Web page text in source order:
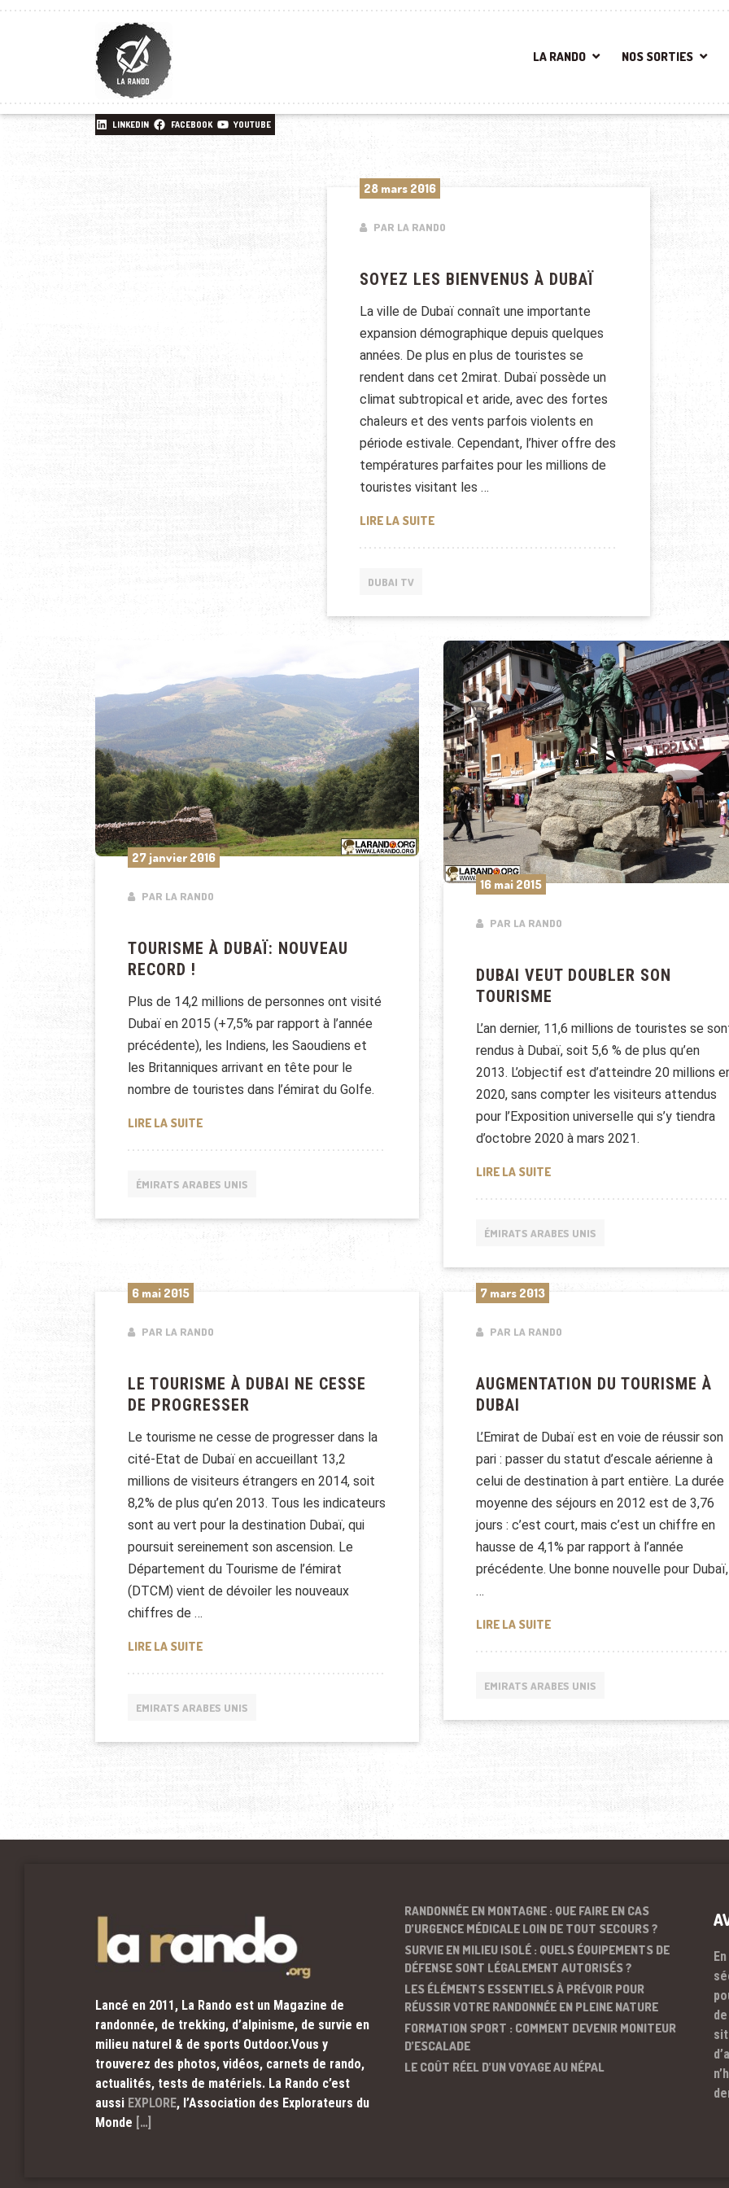
LA RANDO NOS SORTIES
LINKEDIN FACEBOOK YOUTUBE
28 mars 2016
PAR LA RANDO
SOYEZ LES BIENVENUS À DUBAÏ
La ville de Dubaï connaît une importante
expansion démographique depuis quelques
années. De plus en plus de touristes se
rendent dans cet 2mirat. Dubaï possède un
climat subtropical et aride, avec des fortes
chaleurs et des vents parfois violents en
période estivale. Cependant, l’hiver offre des
températures parfaites pour les millions de
touristes visitant les …
LIRE LA SUITESOYEZ LES BIENVENUS À DUBAÏ
DUBAI TV
27 janvier 2016
PAR LA RANDO
TOURISME À DUBAÏ: NOUVEAU
RECORD !
Plus de 14,2 millions de personnes ont visité
Dubaï en 2015 (+7,5% par rapport à l’année
précédente), les Indiens, les Saoudiens et
les Britanniques arrivant en tête pour le
nombre de touristes dans l’émirat du Golfe.
LIRE LA SUITETOURISME À DUBAÏ: NOUVEAU RECORD !
ÉMIRATS ARABES UNIS
16 mai 2015
PAR LA RANDO
DUBAI VEUT DOUBLER SON
TOURISME
L’an dernier, 11,6 millions de touristes se
rendus à Dubaï, soit 5,6 % de plus qu’en
2013. L’objectif est d’atteindre 20 millions
2020, sans compter les visiteurs attendus
pour l’Exposition universelle qui s’y tiendra
d’octobre 2020 à mars 2021.
LIRE LA SUITEDUBAI VEUT DOUBLER SON
ÉMIRATS ARABES UNIS
6 mai 2015
PAR LA RANDO
LE TOURISME À DUBAI NE CESSE
DE PROGRESSER
Le tourisme ne cesse de progresser dans la
cité-Etat de Dubaï en accueillant 13,2
millions de visiteurs étrangers en 2014, soit
8,2% de plus qu’en 2013. Tous les indicateurs
sont au vert pour la destination Dubaï, qui
poursuit sereinement son ascension. Le
Département du Tourisme de l’émirat
(DTCM) vient de dévoiler les nouveaux
chiffres de …
LIRE LA SUITELE TOURISME À DUBAI NE CESSE DE PROGRESSER
EMIRATS ARABES UNIS
7 mars 2013
PAR LA RANDO
AUGMENTATION DU TOURISME À
DUBAI
L’Emirat de Dubaï est en voie de réussir son
pari : passer du statut d’escale aérienne à
celui de destination à part entière. La durée
moyenne des séjours en 2012 est de 3,76
jours : c’est court, mais c’est un chiffre en
hausse de 4,1% par rapport à l’année
précédente. Une bonne nouvelle pour Dubaï,
…
LIRE LA SUITEAUGMENTATION DU TOURISME À
EMIRATS ARABES UNIS
Lancé en 2011, La Rando est un Magazine de
randonnée, de trekking, d’alpinisme, de survie en
milieu naturel & de sports Outdoor.Vous y
trouverez des photos, vidéos, carnets de rando,
actualités, tests de matériels. La Rando c’est
aussi EXPLORE, l’Association des Explorateurs du
Monde […]
RANDONNÉE EN MONTAGNE : QUE FAIRE EN CAS
D’URGENCE MÉDICALE LOIN DE TOUT SECOURS ?
SURVIE EN MILIEU ISOLÉ : QUELS ÉQUIPEMENTS DE
DÉFENSE SONT LÉGALEMENT AUTORISÉS ?
LES ÉLÉMENTS ESSENTIELS À PRÉVOIR POUR
RÉUSSIR VOTRE RANDONNÉE EN PLEINE NATURE
FORMATION SPORT : COMMENT DEVENIR MONITEUR
D’ESCALADE
LE COÛT RÉEL D’UN VOYAGE AU NÉPAL